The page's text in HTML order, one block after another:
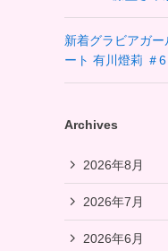
新着グラビアガ
ート 有川燈莉 ＃6
Archives
2026年8月
2026年7月
2026年6月